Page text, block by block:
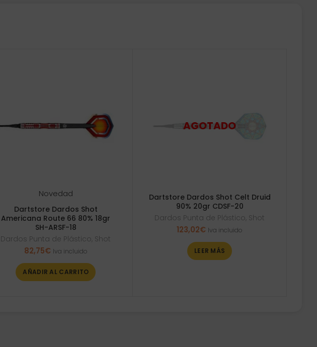
Novedad
Dartstore Dardos Shot
Americana Route 66 80% 18gr
SH-ARSF-18
Dardos Punta de Plástico, Shot
82,75€ Iva incluido
AÑADIR AL CARRITO
Dartstore Dardos Shot Celt Druid
90% 20gr CDSF-20
Dardos Punta de Plástico, Shot
123,02€ Iva incluido
LEER MÁS